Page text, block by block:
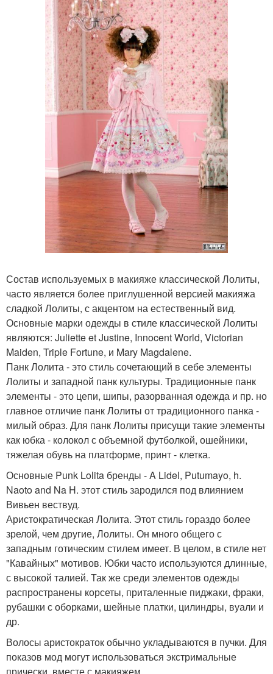
Состав используемых в макияже классической Лолиты,
часто является более приглушенной версией макияжа
сладкой Лолиты, с акцентом на естественный вид.
Основные марки одежды в стиле классической Лолиты
являются: Juliette et Justine, Innocent World, Victorian
Maiden, Triple Fortune, и Mary Magdalene.
Панк Лолита - это стиль сочетающий в себе элементы
Лолиты и западной панк культуры. Традиционные панк
элементы - это цепи, шипы, разорванная одежда и пр. но
главное отличие панк Лолиты от традиционного панка -
милый образ. Для панк Лолиты присущи такие элементы
как юбка - колокол с объемной футболкой, ошейники,
тяжелая обувь на платформе, принт - клетка.
Основные Punk Lolita бренды - A Lidel, Putumayo, h.
Naoto and Na H. этот стиль зародился под влиянием
Вивьен вествуд.
Аристократическая Лолита. Этот стиль гораздо более
зрелой, чем другие, Лолиты. Он много общего с
западным готическим стилем имеет. В целом, в стиле нет
"Кавайных" мотивов. Юбки часто используются длинные,
с высокой талией. Так же среди элементов одежды
распространены корсеты, приталенные пиджаки, фраки,
рубашки с оборками, шейные платки, цилиндры, вуали и
др.
Волосы аристократок обычно укладываются в пучки. Для
показов мод могут использоваться экстримальные